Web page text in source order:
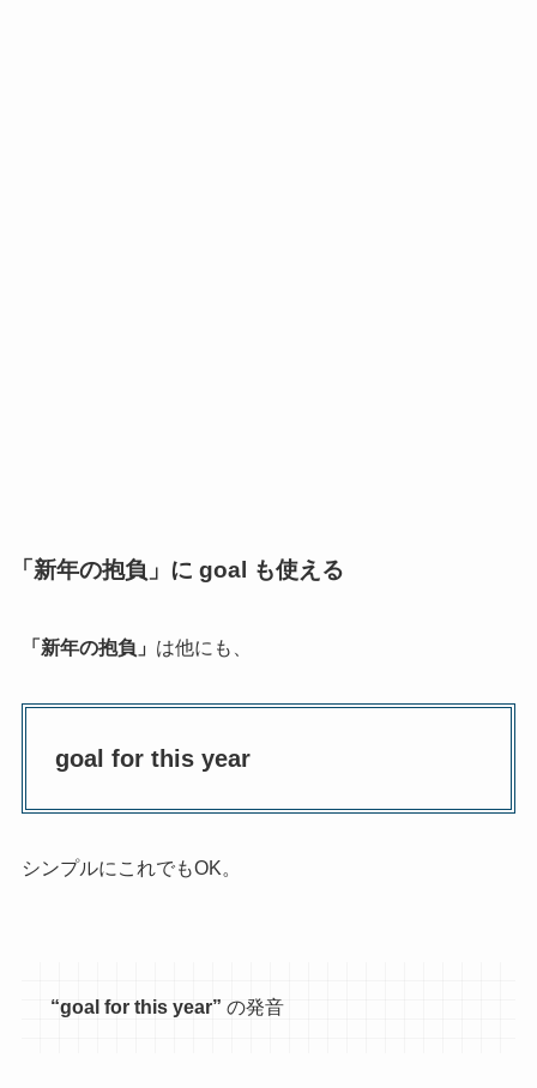
「新年の抱負」に goal も使える
「新年の抱負」 は他にも、
goal for this year
シンプルにこれでもOK。
“goal for this year” の発音